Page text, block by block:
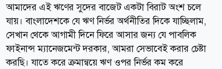
আমাদের এই ঋণের সুদের বাজেট একটা বিরাট অংশ চলে
যায়। বাংলাদেশকে যে ঋণ নির্ভর অর্থনীতির দিকে যাচ্ছিলাম,
সেখান থেকে আগামী দিনে ফিরে আসার জন্য যে পাবলিক
ফাইনান্স ম্যানেজমেন্ট দরকার, আমরা সেভাবেই করার চেষ্টা
করছি। যাতে করে ক্রমান্বয়ে ঋণ ওপর নির্ভর কম করে